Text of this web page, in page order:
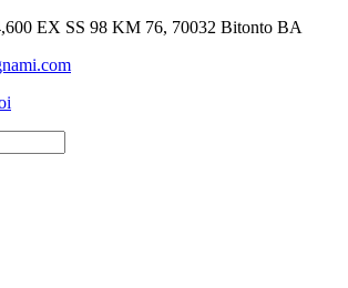
EX SS 98 KM 76, 70032 Bitonto BA